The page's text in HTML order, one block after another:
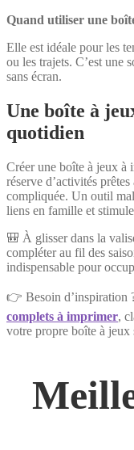
Quand utiliser une
Elle est idéale pour les
ou les trajets. C’est une
sans écran.
Une boîte à
quotidien
Créer une boîte à jeux à
réserve d’activités
compliquée. Un outil
liens en famille et
🎒 À glisser dans la
compléter au fil des
indispensable pour
👉 Besoin d’inspiration
complets à imprimer,
votre propre boîte à jeux